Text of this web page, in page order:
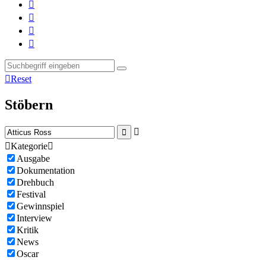




Reset
Stöbern


Kategorie
Ausgabe
Dokumentation
Drehbuch
Festival
Gewinnspiel
Interview
Kritik
News
Oscar